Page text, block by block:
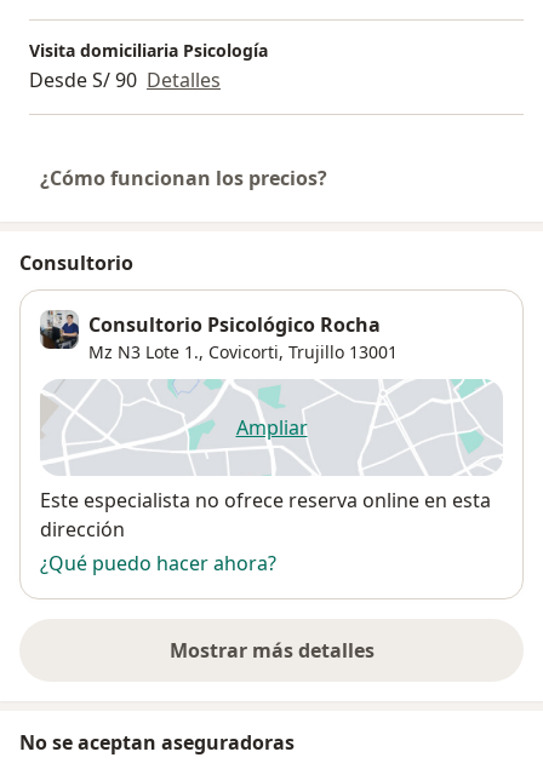
Visita domiciliaria Psicología
Desde S/ 90 Detalles
¿Cómo funcionan los precios?
Consultorio
Consultorio Psicológico Rocha
Mz N3 Lote 1., Covicorti, Trujillo 13001
Ampliarse abre en una nueva
Disponibilidad
Este especialista no ofrece reserva online en esta
dirección
¿Qué puedo hacer ahora?
Mostrar más detalles
sobre la dirección
No se aceptan aseguradoras